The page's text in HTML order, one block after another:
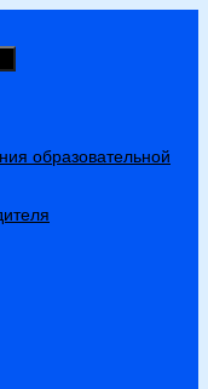
образовательной